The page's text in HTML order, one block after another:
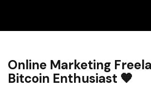
Online Marketing
Bitcoin Enthusiast 🧡